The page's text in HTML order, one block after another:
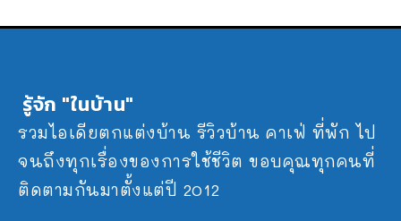
รู้จัก "ในบ้าน"
รวมไอเดียตกแต่งบ้าน รีวิวบ้าน คาเฟ่ ที่พัก ไป
จนถึงทุกเรื่องของการใช้ชีวิต ขอบคุณทุกคนที่
ติดตามกันมาตั้งแต่ปี 2012